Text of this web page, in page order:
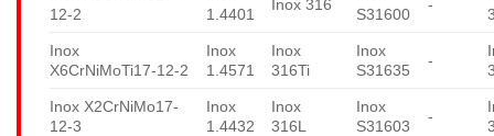
12-2
1.4401
Inox 316
S31600
-
Inox
X6CrNiMoTi17-12-2
Inox
1.4571
Inox
316Ti
Inox
S31635
-
Inox X2CrNiMo17-
12-3
Inox
1.4432
Inox
316L
Inox
S31603
-